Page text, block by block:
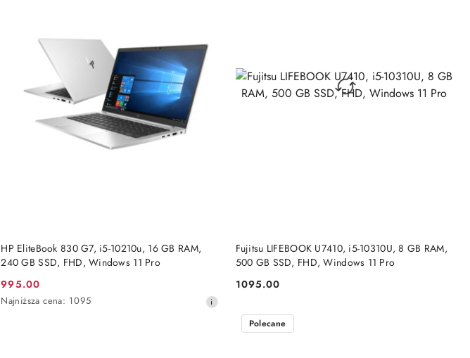
HP EliteBook 830 G7, i5-10210u, 16 GB RAM,
240 GB SSD, FHD, Windows 11 Pro
Cena
promocyjna:
995.00
Najniższa
Najniższa cena: 1095
DO KOSZYKA
Fujitsu LIFEBOOK U7410, i5-10310U, 8 GB RAM,
500 GB SSD, FHD, Windows 11 Pro
Cena:
1095.00
DO KOSZYKA
Polecane